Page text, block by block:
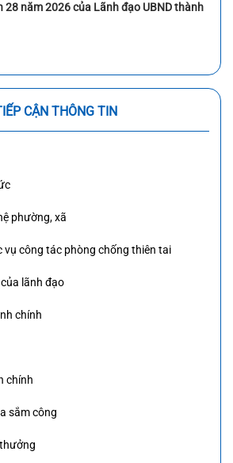
28 năm 2026 của Lãnh đạo UBND thành
CẬN THÔNG TIN
phường, xã
vụ công tác phòng chống thiên tai
lãnh đạo
chính
chính
sắm công